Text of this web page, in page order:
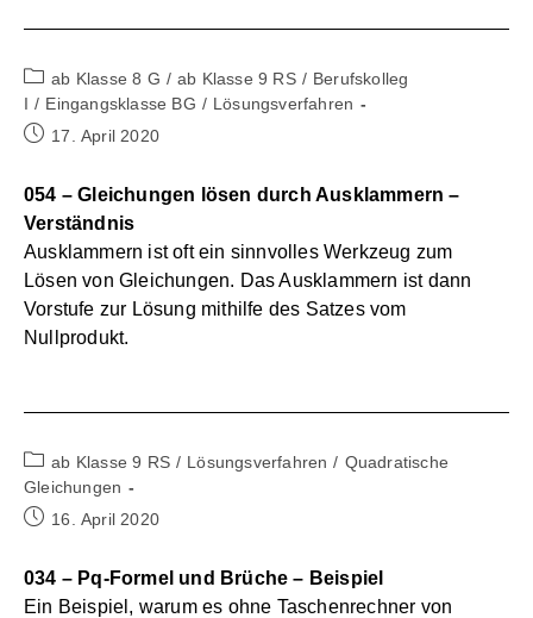
Beitrags-
Kategorie:
ab Klasse 8 G / ab Klasse 9 RS / Berufskolleg
I / Eingangsklasse BG / Lösungsverfahren
Beitrag17. April 2020
054 – Gleichungen lösen durch Ausklammern –
Verständnis
Ausklammern ist oft ein sinnvolles Werkzeug zum
Lösen von Gleichungen. Das Ausklammern ist dann
Vorstufe zur Lösung mithilfe des Satzes vom
Nullprodukt.
Beitrags-
Kategorie:
ab Klasse 9 RS / Lösungsverfahren / Quadratische
Gleichungen
Beitrag16. April 2020
034 – Pq-Formel und Brüche – Beispiel
Ein Beispiel, warum es ohne Taschenrechner von